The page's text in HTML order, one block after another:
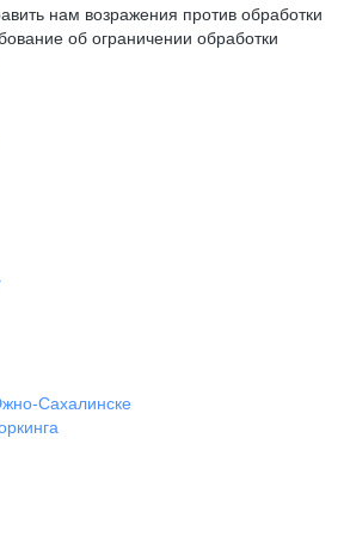
нам возражения против обработки
об ограничении обработки
Сахалинске